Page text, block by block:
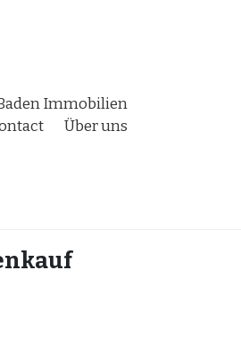
Immobilien
Über uns